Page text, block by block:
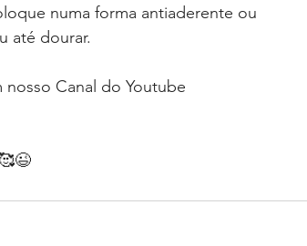
numa forma antiaderente ou
até dourar.
Canal do Youtube